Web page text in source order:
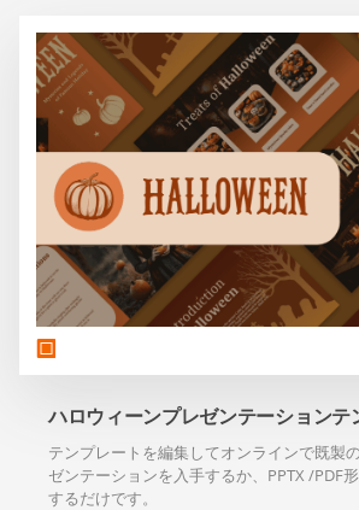
ハロウィーンプレゼンテーションテ
テンプレートを編集してオンラインで既製
ゼンテーションを入手するか、PPTX /PDF
するだけです。